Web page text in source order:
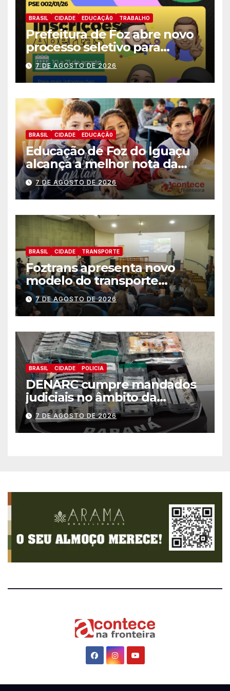
BRASIL CIDADE EDUCAÇÃ0 TRABALHO
Prefeitura de Foz abre novo
processo seletivo para
estagiários
7 DE AGOSTO DE 2026
BRASIL CIDADE EDUCAÇÃ0
Educação de Foz do Iguaçu
alcança a melhor nota da
história no IDEB
7 DE AGOSTO DE 2026
BRASIL CIDADE TRANSPORTE
Foztrans apresenta novo
modelo do transporte
coletivo em audiência
pública e avança para um
sistema mais moderno e
eficiente
7 DE AGOSTO DE 2026
BRASIL CIDADE POLICIA
DENARC cumpre mandados
judiciais no âmbito da
“Operação Quadrante do Pó”
em Foz do Iguaçu
7 DE AGOSTO DE 2026